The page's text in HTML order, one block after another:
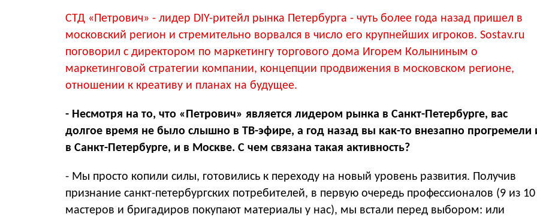
СТД «Петрович» - лидер DIY-ритейл рынка Петербурга - чуть более года назад пришел в
московский регион и стремительно ворвался в число его крупнейших игроков. Sostav.ru
поговорил с директором по маркетингу торгового дома Игорем Колыниным о
маркетинговой стратегии компании, концепции продвижения в московском регионе,
отношении к креативу и планах на будущее.
- Несмотря на то, что «Петрович» является лидером рынка в Санкт-Петербурге, вас
долгое время не было слышно в ТВ-эфире, а год назад вы как-то внезапно прогремели
в Санкт-Петербурге, и в Москве. С чем связана такая активность?
- Мы просто копили силы, готовились к переходу на новый уровень развития. Получив
признание санкт-петербургских потребителей, в первую очередь профессионалов (9 из 10
мастеров и бригадиров покупают материалы у нас), мы встали перед выбором: или